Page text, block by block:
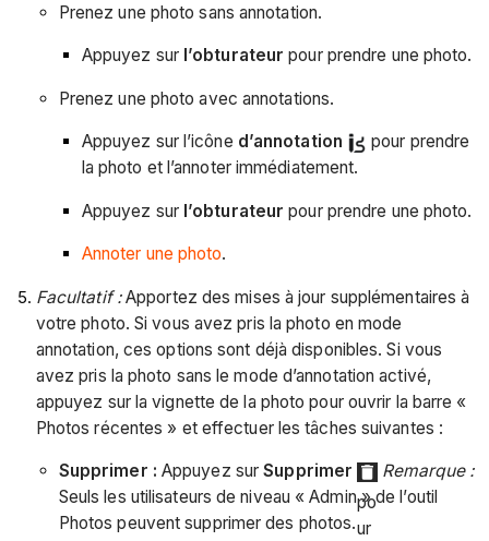
Prenez une photo sans annotation.
Appuyez sur l’obturateur pour prendre une photo.
Prenez une photo avec annotations.
Appuyez sur l’icône d’annotation
pour prendre
la photo et l’annoter immédiatement.
Appuyez sur l’obturateur pour prendre une photo.
Annoter une photo.
Facultatif :Apportez des mises à jour supplémentaires à
votre photo. Si vous avez pris la photo en mode
annotation, ces options sont déjà disponibles. Si vous
avez pris la photo sans le mode d’annotation activé,
appuyez sur la vignette de la photo pour ouvrir la barre «
Photos récentes » et effectuer les tâches suivantes :
Supprimer : Appuyez surSupprimer
po
ur
Remarque :
Seuls les utilisateurs de niveau « Admin » de l’outil
Photos peuvent supprimer des photos.